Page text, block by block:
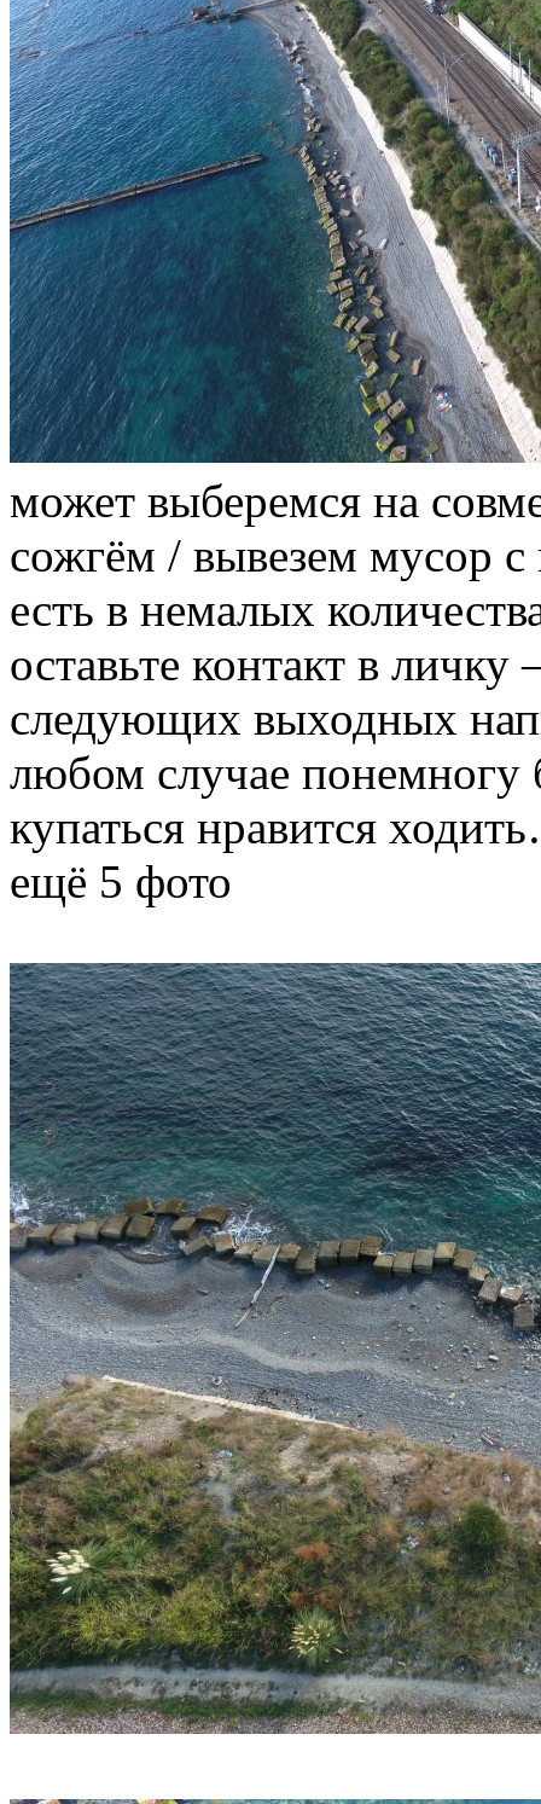
может выберемся на
сожгём / вывезем мусор
есть в немалых
оставьте контакт в
следующих выходных
любом случае
купаться нравится
ещё 5 фото